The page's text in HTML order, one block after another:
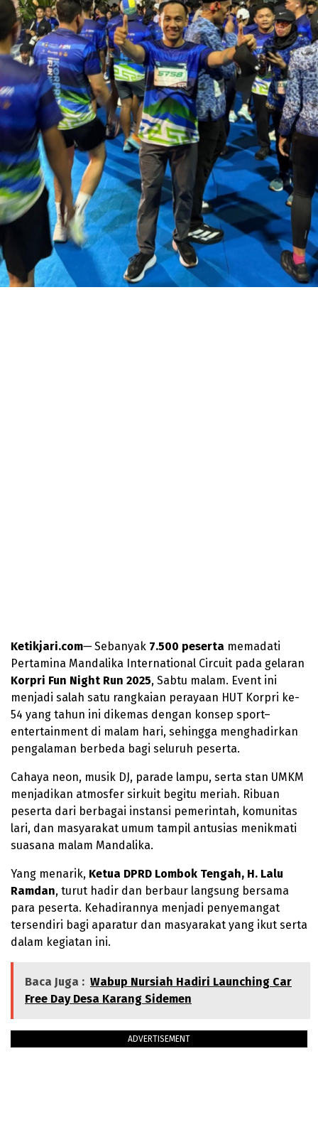
Ketikjari.com—Sebanyak 7.500 peserta memadati
Pertamina Mandalika International Circuit pada gelaran
Korpri Fun Night Run 2025, Sabtu malam. Event ini
menjadi salah satu rangkaian perayaan HUT Korpri ke-
54 yang tahun ini dikemas dengan konsep sport–
entertainment di malam hari, sehingga menghadirkan
pengalaman berbeda bagi seluruh peserta.
Cahaya neon, musik DJ, parade lampu, serta stan UMKM
menjadikan atmosfer sirkuit begitu meriah. Ribuan
peserta dari berbagai instansi pemerintah, komunitas
lari, dan masyarakat umum tampil antusias menikmati
suasana malam Mandalika.
Yang menarik, Ketua DPRD Lombok Tengah, H. Lalu
Ramdan, turut hadir dan berbaur langsung bersama
para peserta. Kehadirannya menjadi penyemangat
tersendiri bagi aparatur dan masyarakat yang ikut serta
dalam kegiatan ini.
Baca Juga : Wabup Nursiah Hadiri Launching Car
Free Day Desa Karang Sidemen
ADVERTISEMENT